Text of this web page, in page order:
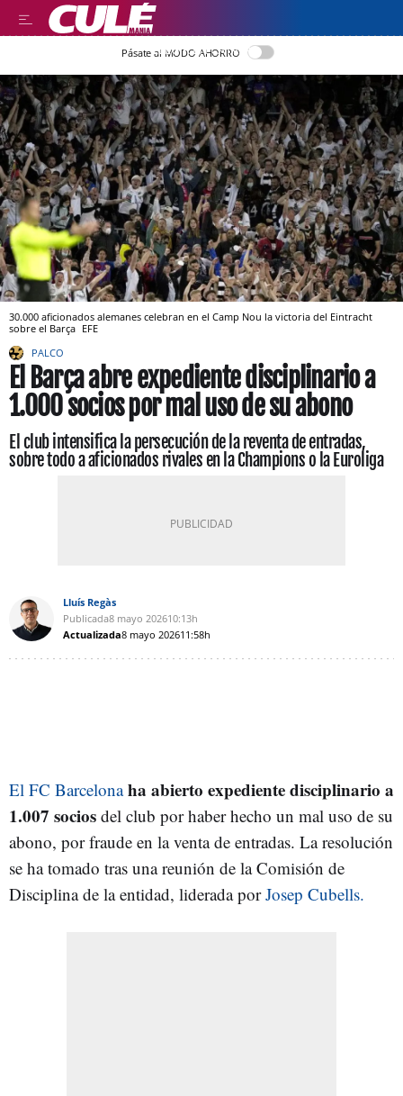
LLEGIR EN CATALÀ
Pásate al MODO AHORRO
30.000 aficionados alemanes celebran en el Camp Nou la victoria del Eintracht
sobre el Barça EFE
PALCO
El Barça abre expediente disciplinario a
1.000 socios por mal uso de su abono
El club intensifica la persecución de la reventa de entradas,
sobre todo a aficionados rivales en la Champions o la Euroliga
Lluís Regàs
Publicada8 mayo 202610:13h
Actualizada8 mayo 202611:58h
El FC Barcelonaha abierto expediente disciplinario a
1.007 socios del club por haber hecho un mal uso de su
abono, por fraude en la venta de entradas. La resolución
se ha tomado tras una reunión de la Comisión de
Disciplina de la entidad, liderada porJosep Cubells.